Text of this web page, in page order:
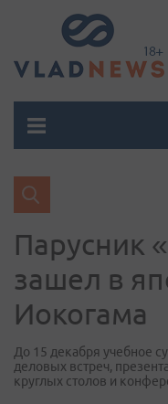
Парусник
зашел в
Иокогама
До 15 декабря учебное
деловых встреч,
круглых столов и